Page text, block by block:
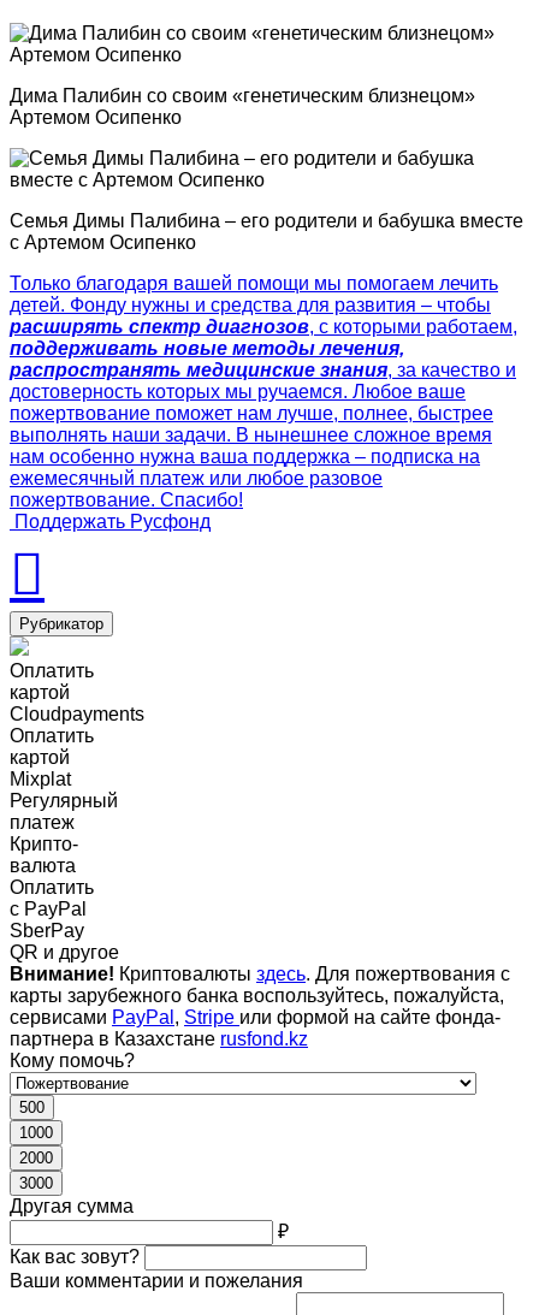
Дима Палибин со своим «генетическим близнецом»
Артемом Осипенко
Семья Димы Палибина – его родители и бабушка вместе
с Артемом Осипенко
Только благодаря вашей помощи мы помогаем лечить
детей. Фонду нужны и средства для развития – чтобы
расширять спектр диагнозов, с которыми работаем,
поддерживать новые методы лечения,
распространять медицинские знания, за качество и
достоверность которых мы ручаемся. Любое ваше
пожертвование поможет нам лучше, полнее, быстрее
выполнять наши задачи. В нынешнее сложное время
нам особенно нужна ваша поддержка – подписка на
ежемесячный платеж или любое разовое
пожертвование. Спасибо!
Поддержать Русфонд
Рубрикатор
Оплатить
картой
Cloudpayments
Оплатить
картой
Mixplat
Регулярный
платеж
Крипто-
валюта
Оплатить
c PayPal
SberPay
QR и другое
Внимание! Криптовалюты здесь. Для пожертвования с
карты зарубежного банка воспользуйтесь, пожалуйста,
сервисами PayPal , Stripe или формой на сайте фонда-
партнера в Казахстане rusfond.kz
Кому помочь?
500
1000
2000
3000
Другая сумма
₽
Как вас зовут?
Ваши комментарии и пожелания